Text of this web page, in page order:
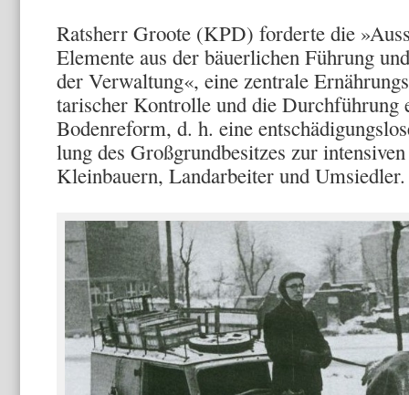
Ratsherr Groote (KPD) forderte die
Elemente aus der bäuerlichen Führung
der Verwaltung«, eine zen­trale
tarischer Kontrolle und die Durchführung
Bodenreform, d. h. eine
lung des Großgrundbesitzes zur
Kleinbauern, Landar­beiter und Umsiedler.